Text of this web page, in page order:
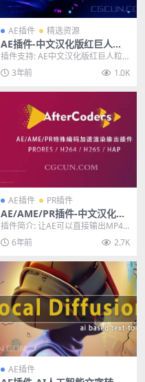
AE插件 精选资源
AE插件-中文汉化版红巨人粒
子套装插件Trapcode Suite V
2023.1.0 Win
插件支持: AE中文汉化版红巨人粒
子套装插件Trapcode Suite V20...
3年前 1.0K
AE插件 PR插件
AE/AME/PR插件-中文汉化版
特殊编码加速渲染输出插件Au
tokroma AfterCodecs v1.9.
3 Win
插件简介: 让AE可以直接输出MP4
格式的插件，AE/AME/PR插件-中文
汉化...6年前 2.7K
AE插件